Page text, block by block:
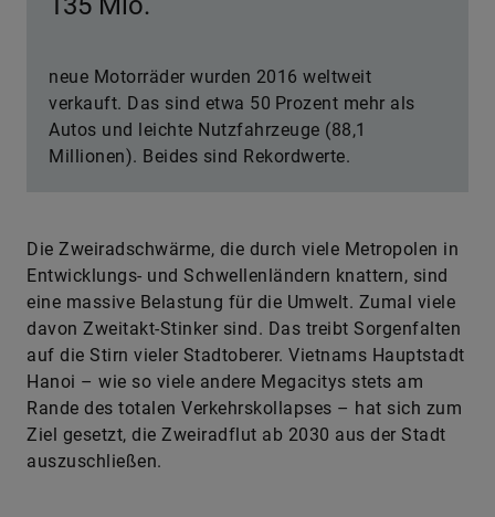
neue Motorräder wurden 2016 weltweit
verkauft. Das sind etwa 50 Prozent mehr als
Autos und leichte Nutzfahrzeuge (88,1
Millionen). Beides sind Rekordwerte.
Die Zweiradschwärme, die durch viele Metropolen in
Entwicklungs- und Schwellenländern knattern, sind
eine massive Belastung für die Umwelt. Zumal viele
davon Zweitakt-Stinker sind. Das treibt Sorgenfalten
auf die Stirn vieler Stadtoberer. Vietnams Hauptstadt
Hanoi – wie so viele andere Megacitys stets am
Rande des totalen Verkehrskollapses – hat sich zum
Ziel gesetzt, die Zweiradflut ab 2030 aus der Stadt
auszuschließen.